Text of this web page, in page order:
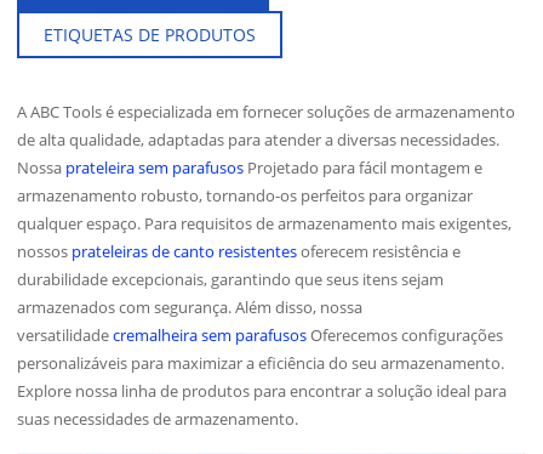
ETIQUETAS DE PRODUTOS
A ABC Tools é especializada em fornecer soluções de armazenamento
de alta qualidade, adaptadas para atender a diversas necessidades.
Nossa prateleira sem parafusos Projetado para fácil montagem e
armazenamento robusto, tornando-os perfeitos para organizar
qualquer espaço. Para requisitos de armazenamento mais exigentes,
nossos prateleiras de canto resistentesoferecem resistência e
durabilidade excepcionais, garantindo que seus itens sejam
armazenados com segurança. Além disso, nossa
versatilidadecremalheira sem parafusosOferecemos configurações
personalizáveis para maximizar a eficiência do seu armazenamento.
Explore nossa linha de produtos para encontrar a solução ideal para
suas necessidades de armazenamento.